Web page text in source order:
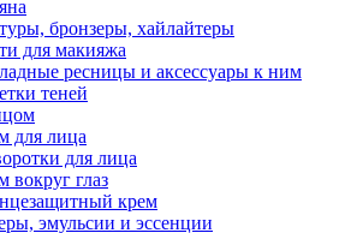
бронзеры, хайлайтеры
для макияжа
ресницы и аксессуары к ним
теней
для лица
для лица
вокруг глаз
крем
эмульсии и эссенции